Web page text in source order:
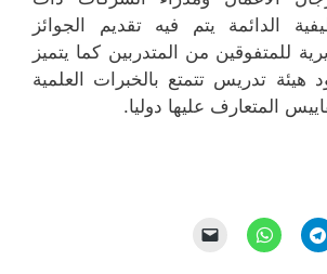
الدائمة يتم فيه تقديم الجوائز
للمتفوقين من المتدربين كما يتميز
هيئة تدريس تتمتع بالخبرات العلمية
المتعارف عليها دوليا.